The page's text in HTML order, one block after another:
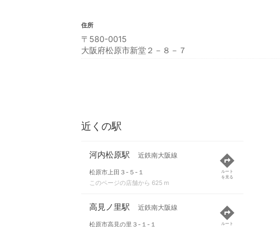
住所
〒580-0015
大阪府松原市新堂２－８－７
近くの駅
河内松原駅 近鉄南大阪線
松原市上田３-５-１
このページの店舗から 625 m
ルート
を見る
高見ノ里駅 近鉄南大阪線
松原市高見の里３-１-１
ルート